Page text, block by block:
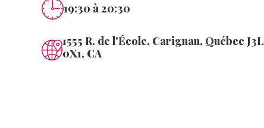
19:30 à 20:30
1555 R. de l'École, Carignan, Québec J3L
0X1, CA